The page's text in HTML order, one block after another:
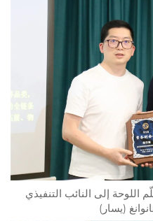
إلى النائب التنفيذي
(يسار)